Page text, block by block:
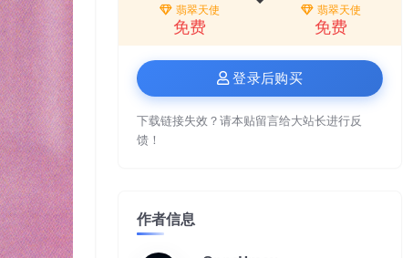
翡翠天使
免费
翡翠天使
免费
登录后购买
下载链接失效？请本贴留言给大站长进行反
馈！
作者信息